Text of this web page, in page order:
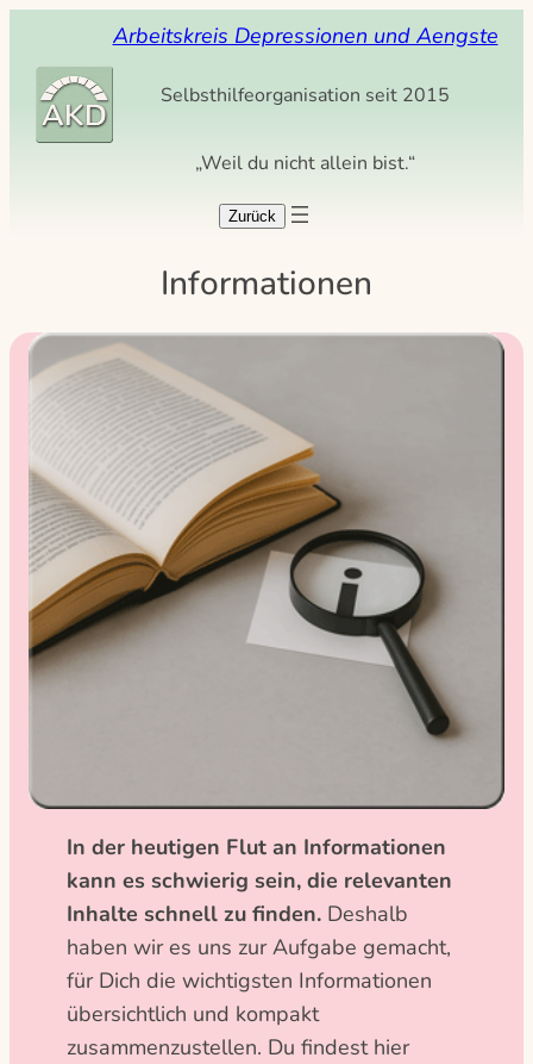
Arbeitskreis Depressionen und Aengste
Selbsthilfeorganisation seit 2015
„Weil du nicht allein bist.“
Informationen
In der heutigen Flut an Informationen
kann es schwierig sein, die relevanten
Inhalte schnell zu finden. Deshalb
haben wir es uns zur Aufgabe gemacht,
für Dich die wichtigsten Informationen
übersichtlich und kompakt
zusammenzustellen. Du findest hier